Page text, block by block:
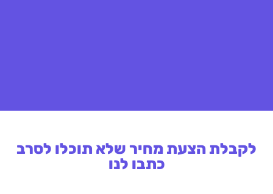
לקבלת הצעת מחיר שלא תוכלו לסרב
כתבו לנו